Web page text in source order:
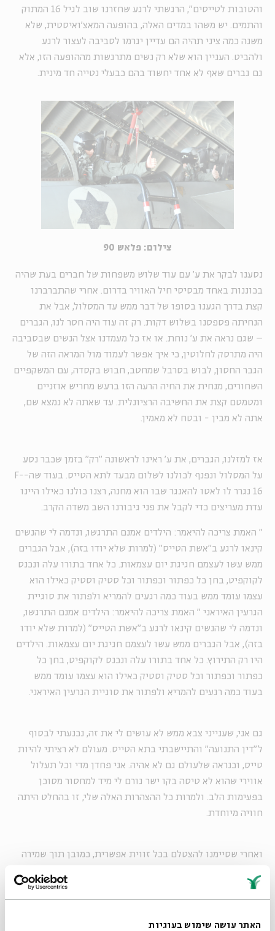
האתר עושה שימוש בעוגיות
והטובות לטייסים", הרגשתי לרגע שחזרנו שוב לגיל 16 המתוק
והתמים. יש משהו במדים האלה, בהופעה המאצ'ואיסטית, שלא
משנה כמה ציני תהיה הם עדיין יגרמו לסביבה לעצור לרגע
ולהביט. העניין הוא שלא רק נשים מתרגשות מההופעה הזו, אלא
גם גברים שאף לא אחד יחשוד בהם כבעלי נטייה חד מינית.
צילום: פלאש 90
נסענו לבקר את ע' עם עוד שלוש משפחות של חברים בעת שהיה
בכוננות באחד מבסיסי חיל האוויר בדרום. אחרי שהתברברנו
קצת בדרך הגענו בסופו של דבר ממש עד המסלול, אבל את
הנחיתה פספסנו בשלוש דקות. רק זה עוד היה חסר לנו, הגברים
– שגם נראה את ע' נוחת. או אז כל מעמדנו אצל הנשים שבסביבה
היה מתרסק לחלוטין, כי איך אפשר לעמוד מול המראה הזה של
הגבר החסון, לבוש בסרבל שמחטב, חבוש בקסדה, עם המשקפיים
השחורים, מנחית את החיה הרעה הזו ברעש מחריש אוזניים
ומטמטם קצת את החשיבה הרציונלית. עד שאתה לא נמצא שם,
אתה לא מבין - ובטח לא מאמין.
אז למזלנו, הגברים, את ע' ראינו לראשונה "רק" בזמן שכבר נסע
על המסלול ונפנף לכולנו לשלום מבעד לתא הטייס. בעוד שה-F-
16 נגרר לו לאטו להאנגר שבו הוא מחנה, רצנו כולנו כאילו היינו
עדת מעריצים כדי לקבל את פני גיבורנו השב משדה הקרב.
" האמת צריכה להיאמר: הילדים אמנם התרגשו, ונדמה לי שהנשים
קינאו לרגע ב"אשת הטייס" (למרות שלא יודו בזה), אבל הגברים
ממש עשו לעצמם חגיגת יום עצמאות. כל אחד בתורו עלה ונכנס
לקוקפיט, בחן כל כפתור וכפתור וכל סטיק וסטיק כאילו הוא
עצמו עומד ממש בעוד כמה רגעים להמריא ולפתור את סוגיית
הגרעין האיראני " האמת צריכה להיאמר: הילדים אמנם התרגשו,
ונדמה לי ש הנשים קינאו לרגע ב"אשת הטייס" (למרות שלא יודו
בזה), אבל הגברים ממש עשו לעצמם חגיגת יום עצמאות. הילדים
היו רק התירוץ. כל אחד בתורו עלה ונכנס לקוקפיט, בחן כל
כפתור וכפתור וכל סטיק וסטיק כאילו הוא עצמו עומד ממש
בעוד כמה רגעים להמריא ולפתור את סוגיית הגרעין האיראני.
גם אני, שענייני צבא ממש לא עושים לי את זה, נכנעתי לבסוף
ל"דין התנועה" והתיישבתי בתא הטייס. מעולם לא רציתי להיות
טייס, וכנראה שלעולם גם לא אהיה. אני פחדן מדי וכל תעלול
אווירי שהוא לא טיסה בקו ישר גורם לי מיד למחסור מסוכן
בפעימות הלב. ולמרות כל ההצהרות האלה שלי, זו בהחלט היתה
חוויה מיוחדת.
ואחרי שסיימנו להצטלם בכל זווית אפשרית, כמובן תוך שמירה
זרים" שמספרים לנו את סיפורי הגבורה של טייסינו הטובים,
נסענו בשיירה לטייסת. לא סתם אומרים שיש צבא, ויש חיל